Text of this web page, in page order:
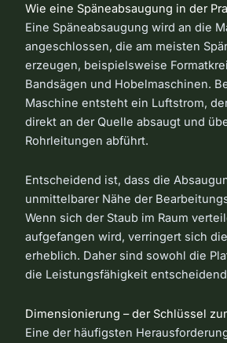
Wie eine Späneabsaugung in der
Eine Späneabsaugung wird an die
angeschlossen, die am meisten
erzeugen, beispielsweise
Bandsägen und Hobelmaschinen.
Maschine entsteht ein Luftstrom,
direkt an der Quelle absaugt und
Rohrleitungen abführt.
Entscheidend ist, dass die
unmittelbarer Nähe der
Wenn sich der Staub im Raum
aufgefangen wird, verringert sich
erheblich. Daher sind sowohl die
die Leistungsfähigkeit
Dimensionierung – der Schlüssel
Eine der häufigsten